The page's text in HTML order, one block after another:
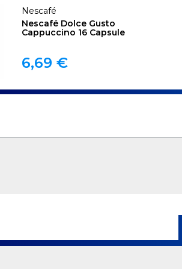
Nescafé
Nescafé Dolce Gusto
Cappuccino 16 Capsule
6,69 €